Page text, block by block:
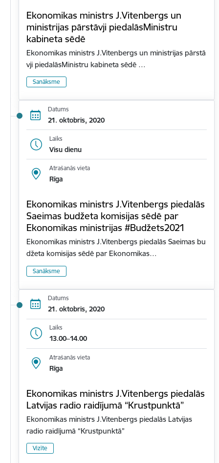
Ekonomikas ministrs J.Vitenbergs un
ministrijas pārstāvji piedalāsMinistru
kabineta sēdē
Ekonomikas ministrs J.Vitenbergs un ministrijas pārstā
vji piedalāsMinistru kabineta sēdē …
Sanāksme
Datums
21. oktobris, 2020
Laiks
Visu dienu
Atrašanās vieta
Rīga
Ekonomikas ministrs J.Vitenbergs piedalās
Saeimas budžeta komisijas sēdē par
Ekonomikas ministrijas #Budžets2021
Ekonomikas ministrs J.Vitenbergs piedalās Saeimas bu
džeta komisijas sēdē par Ekonomikas…
Sanāksme
Datums
21. oktobris, 2020
Laiks
13.00–14.00
Atrašanās vieta
Rīga
Ekonomikas ministrs J.Vitenbergs piedalās
Latvijas radio raidījumā “Krustpunktā”
Ekonomikas ministrs J.Vitenbergs piedalās Latvijas
radio raidījumā “Krustpunktā”
Vizīte